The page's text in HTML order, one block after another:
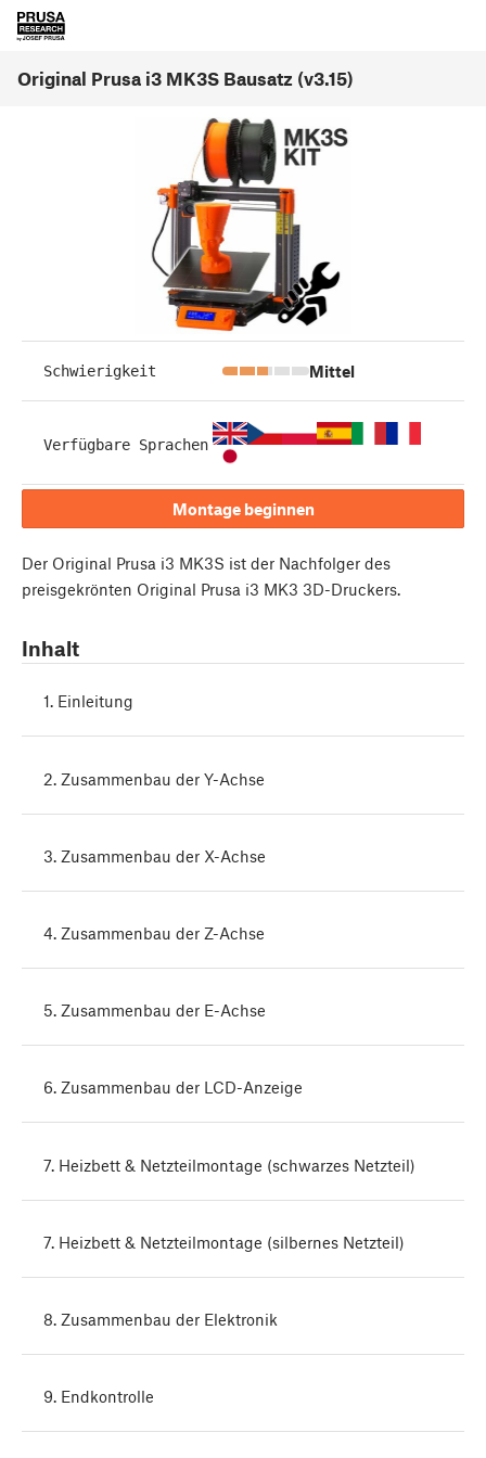
Original Prusa i3 MK3S Bausatz (v3.15)
Schwierigkeit Mittel
Verfügbare Sprachen
Montage beginnen
Der Original Prusa i3 MK3S ist der Nachfolger des
preisgekrönten Original Prusa i3 MK3 3D-Druckers.
Inhalt
1. Einleitung
2. Zusammenbau der Y-Achse
3. Zusammenbau der X-Achse
4. Zusammenbau der Z-Achse
5. Zusammenbau der E-Achse
6. Zusammenbau der LCD-Anzeige
7. Heizbett & Netzteilmontage (schwarzes Netzteil)
7. Heizbett & Netzteilmontage (silbernes Netzteil)
8. Zusammenbau der Elektronik
9. Endkontrolle